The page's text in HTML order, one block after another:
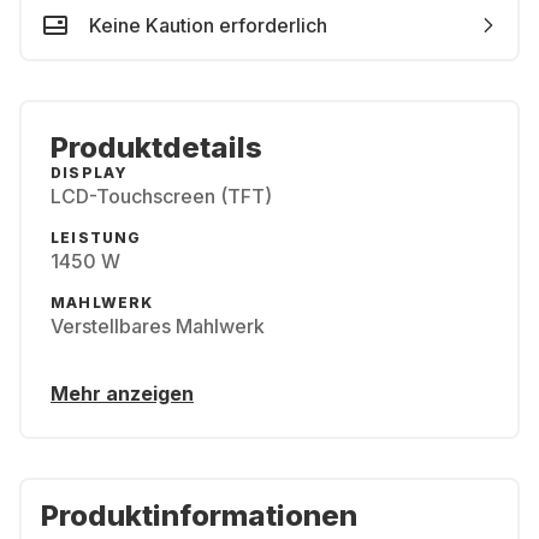
Keine Kaution erforderlich
Produktdetails
DISPLAY
LCD-Touchscreen (TFT)
LEISTUNG
1450 W
MAHLWERK
Verstellbares Mahlwerk
Mehr anzeigen
Produktinformationen